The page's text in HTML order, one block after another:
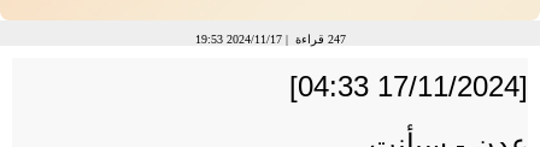
247 قراءة | 2024/11/17
19:53
[17/11/2024 04:33]